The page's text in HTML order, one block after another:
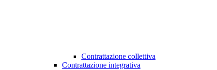
Contrattazione collettiva
Contrattazione integrativa